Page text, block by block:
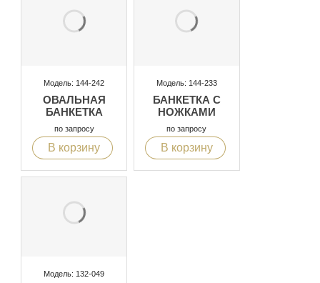
Модель: 144-242
ОВАЛЬНАЯ
БАНКЕТКА
по запросу
В корзину
Модель: 144-233
БАНКЕТКА С
НОЖКАМИ
по запросу
В корзину
Модель: 132-049